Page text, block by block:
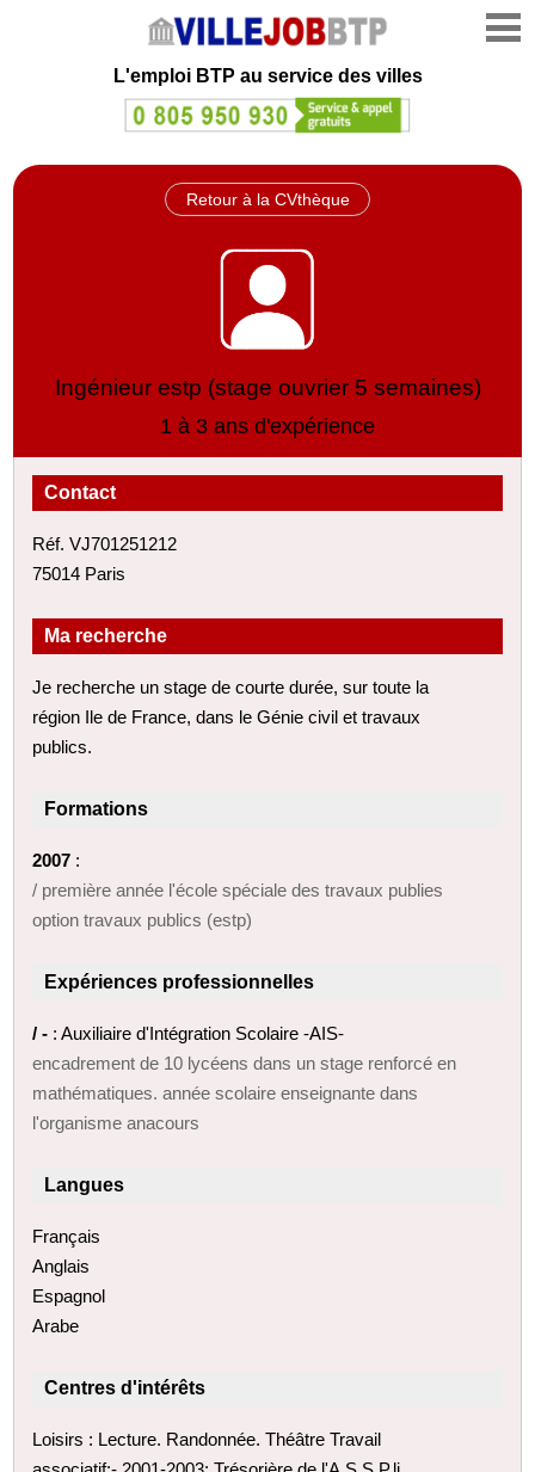
L'emploi BTP au service des villes
Retour à la CVthèque
Ingénieur estp (stage ouvrier 5 semaines)
1 à 3 ans d'expérience
Contact
Réf. VJ701251212
75014 Paris
Ma recherche
Je recherche un stage de courte durée, sur toute la
région Ile de France, dans le Génie civil et travaux
publics.
Formations
2007 :
/ première année l'école spéciale des travaux publies
option travaux publics (estp)
Expériences professionnelles
/ - : Auxiliaire d'Intégration Scolaire -AIS-
encadrement de 10 lycéens dans un stage renforcé en
mathématiques. année scolaire enseignante dans
l'organisme anacours
Langues
Français
Anglais
Espagnol
Arabe
Centres d'intérêts
Loisirs : Lecture. Randonnée. Théâtre Travail